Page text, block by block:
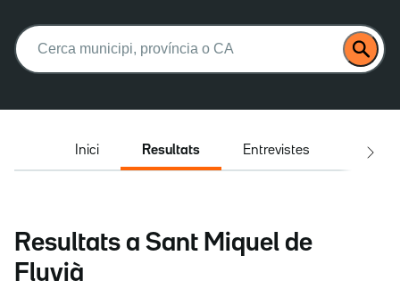
Buscar:
Inici Resultats Entrevistes El
Resultats a Sant Miquel de
Fluvià